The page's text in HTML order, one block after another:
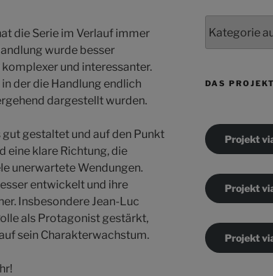
die Serie im Verlauf immer
wurde besser
und interessanter.
der die Handlung endlich
dargestellt wurden.
gestaltet und auf den Punkt
eine klare Richtung, die
unerwartete Wendungen.
entwickelt und ihre
Insbesondere Jean-Luc
als Protagonist gestärkt,
sein Charakterwachstum.
DAS
Projekt
Projekt
Projekt